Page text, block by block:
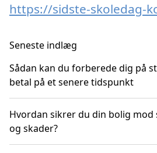
https://sidste-skoledag-
Seneste indlæg
Sådan kan du forberede dig på
betal på et senere tidspunkt
Hvordan sikrer du din bolig mod
og skader?